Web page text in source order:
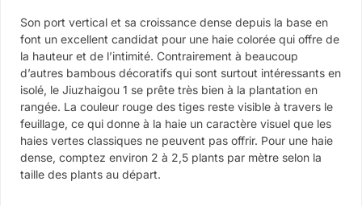
Son port vertical et sa croissance dense depuis la base en
font un excellent candidat pour une haie colorée qui offre de
la hauteur et de l’intimité. Contrairement à beaucoup
d’autres bambous décoratifs qui sont surtout intéressants en
isolé, le Jiuzhaigou 1 se prête très bien à la plantation en
rangée. La couleur rouge des tiges reste visible à travers le
feuillage, ce qui donne à la haie un caractère visuel que les
haies vertes classiques ne peuvent pas offrir. Pour une haie
dense, comptez environ 2 à 2,5 plants par mètre selon la
taille des plants au départ.